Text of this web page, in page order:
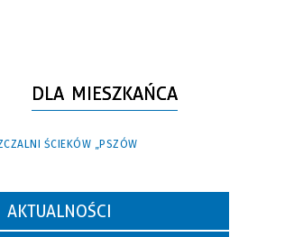
DLA MIESZKAŃCA
ŚCIEKÓW „PSZÓW
AKTUALNOŚCI